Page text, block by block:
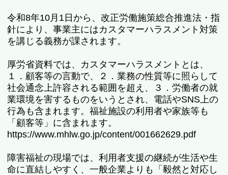
令和8年10月1日から、改正労働施策総合推進法・指
針により、事業主にはカスタマーハラスメント対策
を講じる義務が課されます。
厚労省資料では、カスタマーハラスメントとは、
１．顧客等の言動で、２．業務の性質等に照らして
社会通念上許容される範囲を超え、３．労働者の就
業環境を害するものをいうとされ、電話やSNS上の
行為も含まれます。福祉施設の利用者や家族等も
「顧客等」に含まれます。
https://www.mhlw.go.jp/content/001662629.pdf
障害福祉の現場では、利用者支援の継続が生活や生
命に直結しやすく、一般企業よりも「毅然と対応し